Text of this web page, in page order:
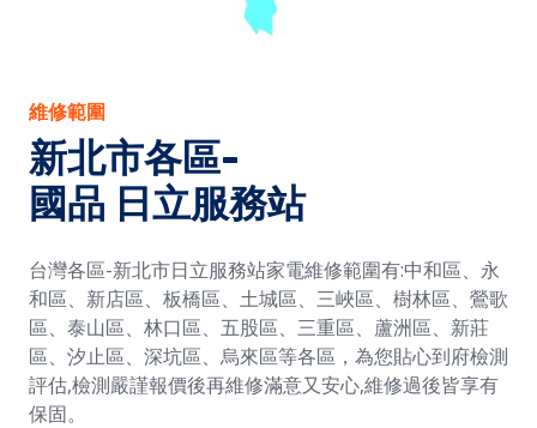
維修範圍
新北市各區-
國品 日立服務站
台灣各區-新北市日立服務站家電維修範圍有:中和區、永
和區、新店區、板橋區、土城區、三峽區、樹林區、鶯歌
區、泰山區、林口區、五股區、三重區、蘆洲區、新莊
區、汐止區、深坑區、烏來區等各區，為您貼心到府檢測
評估,檢測嚴謹報價後再維修滿意又安心,維修過後皆享有
保固。